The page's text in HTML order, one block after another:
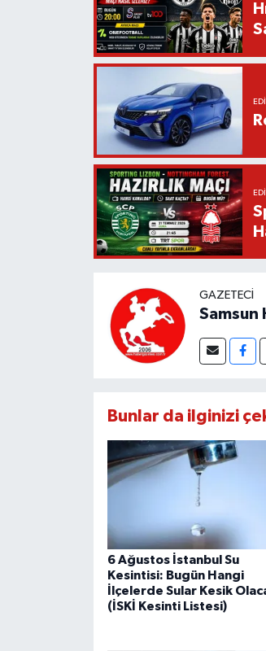
GAZETECI
Samsun
Bunlar da ilginizi
6 Ağustos İstanbul Su
Kesintisi: Bugün Hangi
İlçelerde Sular Kesik
(İSKİ Kesinti Listesi)